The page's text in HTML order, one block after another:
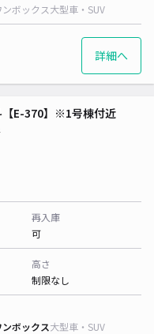
ンボックス大型車・SUV
詳細へ
【E-370】※1号棟付近
再入庫
可
高さ
制限なし
ンボックス大型車・SUV